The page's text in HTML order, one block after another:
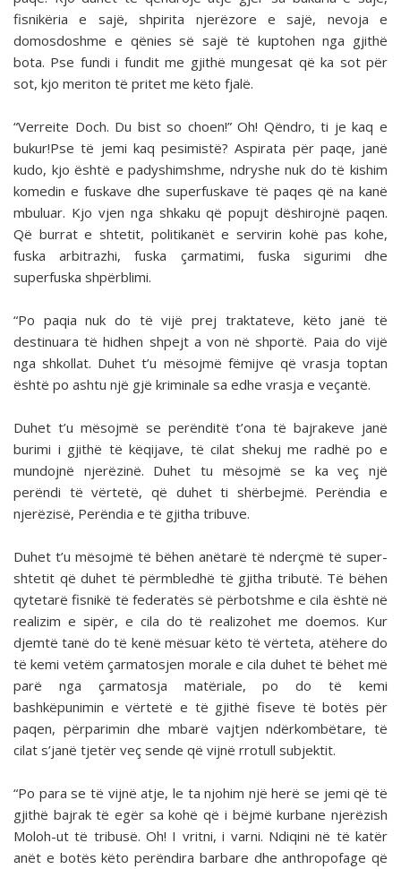
fisnikëria e sajë, shpirita njerëzore e sajë, nevoja e
domosdoshme e qënies së sajë të kuptohen nga gjithë
bota. Pse fundi i fundit me gjithë mungesat që ka sot për
sot, kjo meriton të pritet me këto fjalë.
“Verreite Doch. Du bist so choen!” Oh! Qëndro, ti je kaq e
bukur!Pse të jemi kaq pesimistë? Aspirata për paqe, janë
kudo, kjo është e padyshimshme, ndryshe nuk do të kishim
komedin e fuskave dhe superfuskave të paqes që na kanë
mbuluar. Kjo vjen nga shkaku që popujt dëshirojnë paqen.
Që burrat e shtetit, politikanët e servirin kohë pas kohe,
fuska arbitrazhi, fuska çarmatimi, fuska sigurimi dhe
superfuska shpërblimi.
“Po paqia nuk do të vijë prej traktateve, këto janë të
destinuara të hidhen shpejt a von në shportë. Paia do vijë
nga shkollat. Duhet t’u mësojmë fëmijve që vrasja toptan
është po ashtu një gjë kriminale sa edhe vrasja e veçantë.
Duhet t’u mësojmë se perënditë t’ona të bajrakeve janë
burimi i gjithë të këqijave, të cilat shekuj me radhë po e
mundojnë njerëzinë. Duhet tu mësojmë se ka veç një
perëndi të vërtetë, që duhet ti shërbejmë. Perëndia e
njerëzisë, Perëndia e të gjitha tribuve.
Duhet t’u mësojmë të bëhen anëtarë të nderçmë të super-
shtetit që duhet të përmbledhë të gjitha tributë. Të bëhen
qytetarë fisnikë të federatës së përbotshme e cila është në
realizim e sipër, e cila do të realizohet me doemos. Kur
djemtë tanë do të kenë mësuar këto të vërteta, atëhere do
të kemi vetëm çarmatosjen morale e cila duhet të bëhet më
parë nga çarmatosja matëriale, po do të kemi
bashkëpunimin e vërtetë e të gjithë fiseve të botës për
paqen, përparimin dhe mbarë vajtjen ndërkombëtare, të
cilat s’janë tjetër veç sende që vijnë rrotull subjektit.
“Po para se të vijnë atje, le ta njohim një herë se jemi që të
gjithë bajrak të egër sa kohë që i bëjmë kurbane njerëzish
Moloh-ut të tribusë. Oh! I vritni, i varni. Ndiqini në të katër
anët e botës këto perëndira barbare dhe anthropofage që